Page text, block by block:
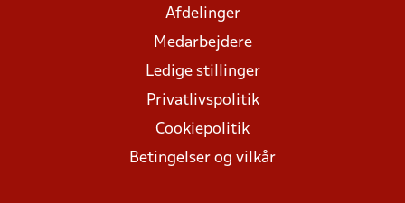
Afdelinger
Medarbejdere
Ledige stillinger
Privatlivspolitik
Cookiepolitik
Betingelser og vilkår